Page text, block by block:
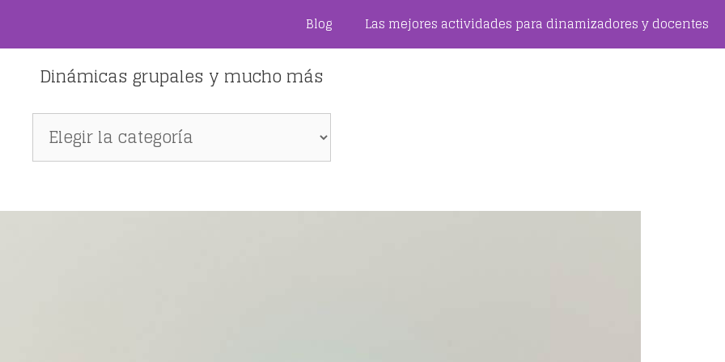
Blog Las mejores actividades para dinamizadores y docentes
Dinámicas grupales y mucho más
Dinámicas
grupales